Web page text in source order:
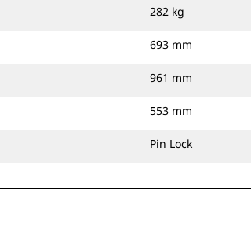
282 kg
693 mm
961 mm
553 mm
Pin Lock